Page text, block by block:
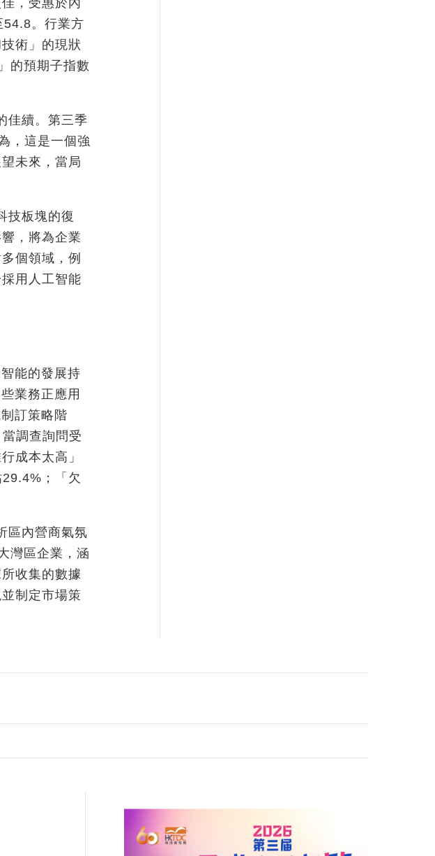
，受惠於內
54.8。行業方
術」的現狀
的預期子指數
佳續。第三季
，這是一個強
未來，當局
技板塊的復
，將為企業
個領域，例
用人工智能
能的發展持
業務正應用
訂策略階
調查詢問受
成本太高」
；「欠
區內營商氣氛
灣區企業，涵
收集的數據
制定市場策